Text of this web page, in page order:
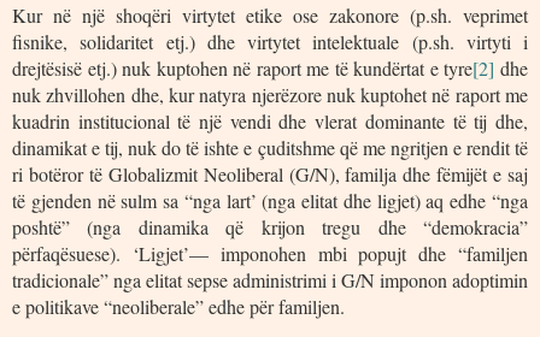
Kur në një shoqëri virtytet etike ose zakonore (p.sh. veprimet
fisnike, solidaritet etj.) dhe virtytet intelektuale (p.sh. virtyti i
drejtësisë etj.) nuk kuptohen në raport me të kundërtat e tyre[2] dhe
nuk zhvillohen dhe, kur natyra njerëzore nuk kuptohet në raport me
kuadrin institucional të një vendi dhe vlerat dominante të tij dhe,
dinamikat e tij, nuk do të ishte e çuditshme që me ngritjen e rendit të
ri botëror të Globalizmit Neoliberal (G/N), familja dhe fëmijët e saj
të gjenden në sulm sa “nga lart’ (nga elitat dhe ligjet) aq edhe “nga
poshtë” (nga dinamika që krijon tregu dhe “demokracia”
përfaqësuese). ‘Ligjet’— imponohen mbi popujt dhe “familjen
tradicionale” nga elitat sepse administrimi i G/N imponon adoptimin
e politikave “neoliberale” edhe për familjen.